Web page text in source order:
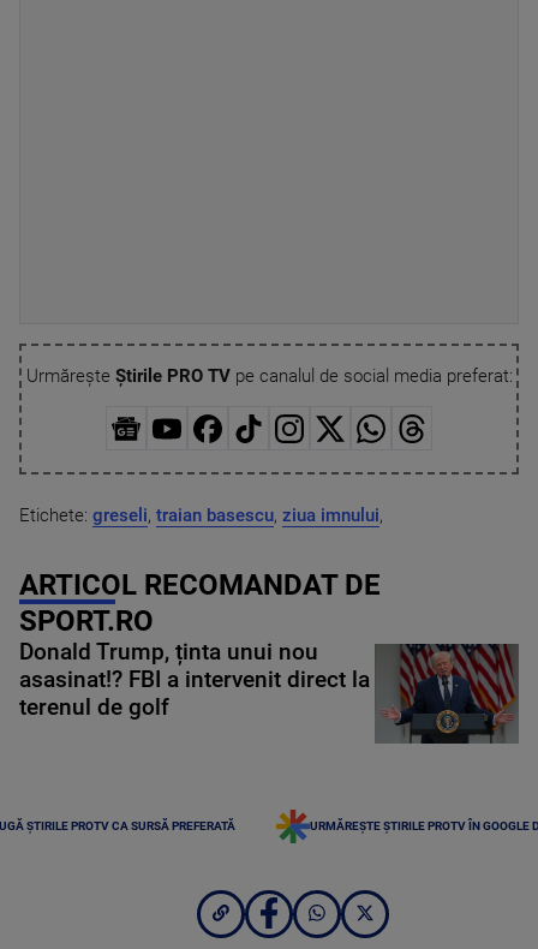
Urmărește Știrile PRO TVpe canalul de social media preferat:
Etichete: greseli, traian basescu, ziua imnului,
ARTICOL RECOMANDAT DE
SPORT.RO
Donald Trump, ținta unui nou
asasinat!? FBI a intervenit direct la
terenul de golf
ȘTIRILE PROTV CA SURSĂ PREFERATĂ URMĂREȘTE ȘTIRILE PROTV ÎN GOOGLE